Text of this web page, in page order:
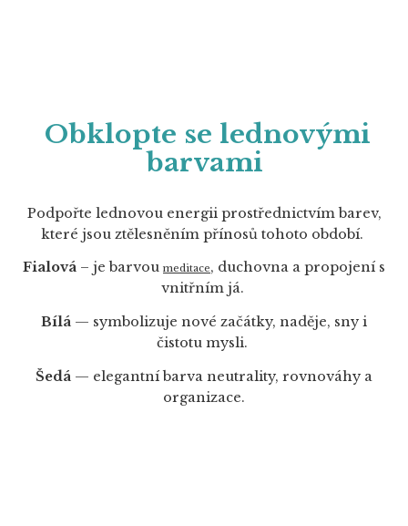
Obklopte se lednovými
barvami
Podpořte lednovou energii prostřednictvím barev,
které jsou ztělesněním přínosů tohoto období.
Fialová – je barvou meditace, duchovna a propojení s
vnitřním já.
Bílá — symbolizuje nové začátky, naděje, sny i
čistotu mysli.
Šedá — elegantní barva neutrality, rovnováhy a
organizace.